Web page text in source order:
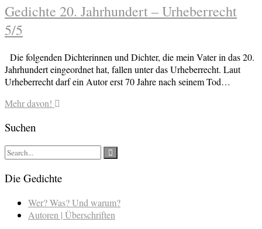
Gedichte 20. Jahrhundert – Urheberrecht
5/5
Die folgenden Dichterinnen und Dichter, die mein Vater in das 20.
Jahrhundert eingeordnet hat, fallen unter das Urheberrecht. Laut
Urheberrecht darf ein Autor erst 70 Jahre nach seinem Tod…
Mehr davon!
Suchen
Die Gedichte
Wer? Was? Und warum?
Autoren | Überschriften